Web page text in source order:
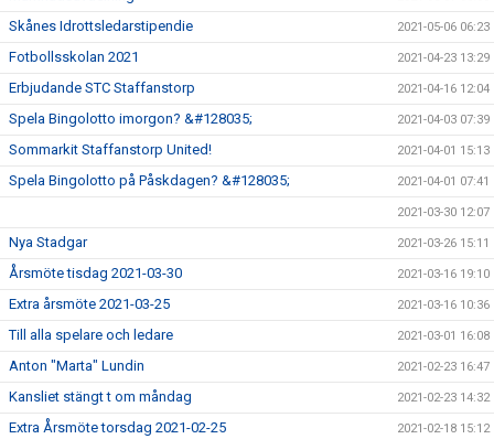
Skånes Idrottsledarstipendie 2021-05-06 06:23
Fotbollsskolan 2021 2021-04-23 13:29
Erbjudande STC Staffanstorp 2021-04-16 12:04
Spela Bingolotto imorgon? &#128035; 2021-04-03 07:39
Sommarkit Staffanstorp United! 2021-04-01 15:13
Spela Bingolotto på Påskdagen? &#128035; 2021-04-01 07:41
2021-03-30 12:07
Nya Stadgar 2021-03-26 15:11
Årsmöte tisdag 2021-03-30 2021-03-16 19:10
Extra årsmöte 2021-03-25 2021-03-16 10:36
Till alla spelare och ledare 2021-03-01 16:08
Anton "Marta" Lundin 2021-02-23 16:47
Kansliet stängt t om måndag 2021-02-23 14:32
Extra Årsmöte torsdag 2021-02-25 2021-02-18 15:12